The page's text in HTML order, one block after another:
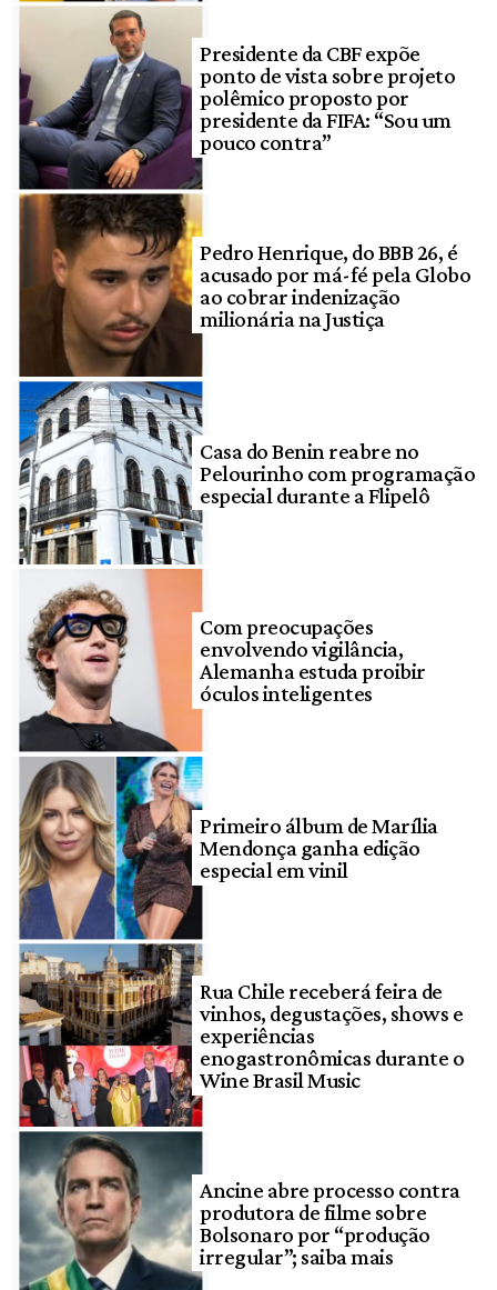
Presidente da CBF expõe
ponto de vista sobre projeto
polêmico proposto por
presidente da FIFA: “Sou um
pouco contra”
Pedro Henrique, do BBB 26, é
acusado por má-fé pela Globo
ao cobrar indenização
milionária na Justiça
Casa do Benin reabre no
Pelourinho com programação
especial durante a Flipelô
Com preocupações
envolvendo vigilância,
Alemanha estuda proibir
óculos inteligentes
Primeiro álbum de Marília
Mendonça ganha edição
especial em vinil
Rua Chile receberá feira de
vinhos, degustações, shows e
experiências
enogastronômicas durante o
Wine Brasil Music
Ancine abre processo contra
produtora de filme sobre
Bolsonaro por “produção
irregular”; saiba mais